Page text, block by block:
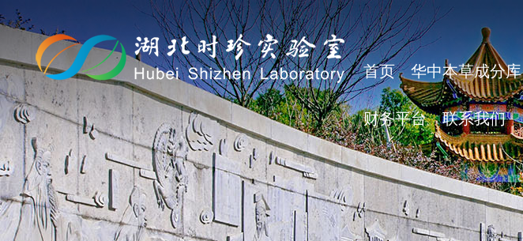
首页 华中本草成分库
财务平台 联系我们